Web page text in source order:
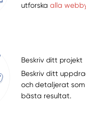
utforskaalla
Beskriv ditt projekt
Beskriv ditt
och detaljerat
bästa resultat.